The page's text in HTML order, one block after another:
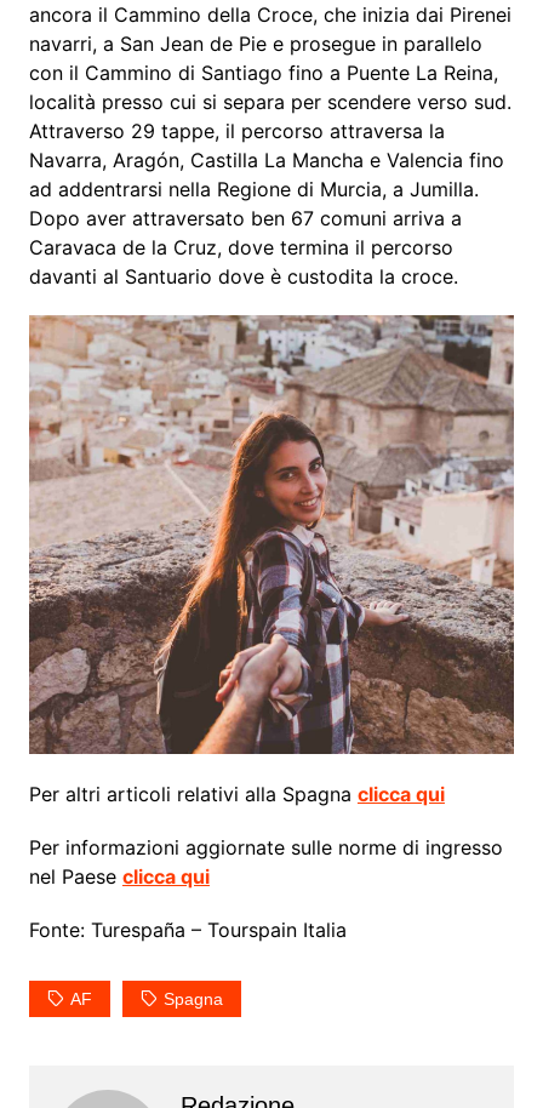
ancora il Cammino della Croce, che inizia dai Pirenei
navarri, a San Jean de Pie e prosegue in parallelo
con il Cammino di Santiago fino a Puente La Reina,
località presso cui si separa per scendere verso sud.
Attraverso 29 tappe, il percorso attraversa la
Navarra, Aragón, Castilla La Mancha e Valencia fino
ad addentrarsi nella Regione di Murcia, a Jumilla.
Dopo aver attraversato ben 67 comuni arriva a
Caravaca de la Cruz, dove termina il percorso
davanti al Santuario dove è custodita la croce.
Per altri articoli relativi alla Spagna clicca qui
Per informazioni aggiornate sulle norme di ingresso
nel Paese clicca qui
Fonte: Turespaña – Tourspain Italia
AF Spagna